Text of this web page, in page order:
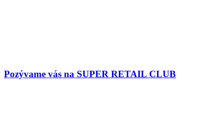
Pozývame vás na SUPER RETAIL CLUB